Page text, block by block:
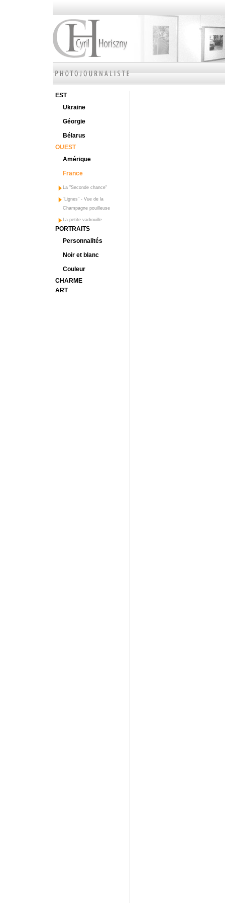
EST
Ukraine
Géorgie
Bélarus
OUEST
Amérique
France
La "Seconde chance"
"Lignes" - Vue de la
Champagne pouilleuse
La petite vadrouille
PORTRAITS
Personnalités
Noir et blanc
Couleur
CHARME
ART